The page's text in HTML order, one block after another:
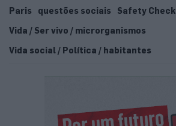
Paris
questões sociais
Safety Check
Vida / Ser vivo / microrganismos
Vida social / Política / habitantes